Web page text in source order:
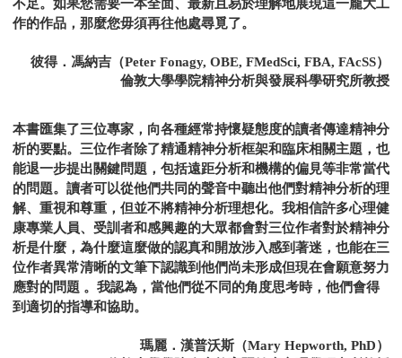
不足。如果您需要一本全面、最新且易於理解地展現這一龐大工
作的作品，那麼您毋須再往他處尋覓了。
彼得．馮納吉（Peter Fonagy, OBE, FMedSci, FBA, FAcSS）
倫敦大學學院精神分析與發展科學研究所教授
本書匯集了三位專家，向各種經常持懷疑態度的讀者傳達精神分
析的要點。三位作者除了精通精神分析框架和臨床相關主題，也
能退一步提出關鍵問題，包括遠距分析和機構的偏見等非常當代
的問題。讀者可以從他們共同的聲音中聽出他們對精神分析的理
解、重視和尊重，但並不將精神分析理想化。我相信許多心理健
康專業人員、受訓者和感興趣的大眾都會對三位作者對於精神分
析是什麼，為什麼這麼做的認真和開放涉入感到著迷，也能在三
位作者異常清晰的文筆下認識到他們尚未形成但現在會願意努力
應對的問題 。我認為，當他們從不同的角度思考時，他們會得
到適切的指導和協助。
瑪麗．漢普沃斯（Mary Hepworth, PhD）